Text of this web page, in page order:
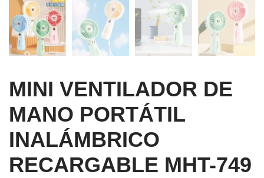
MINI VENTILADOR DE
MANO PORTÁTIL
INALÁMBRICO
RECARGABLE MHT-749